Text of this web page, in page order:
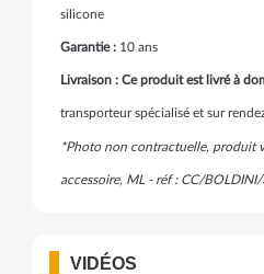
silicone
Garantie : 10 ans
Livraison : Ce produit est livré à
transporteur spécialisé et sur
*Photo non contractuelle, produit
accessoire, ML - réf : CC/
VIDÉOS